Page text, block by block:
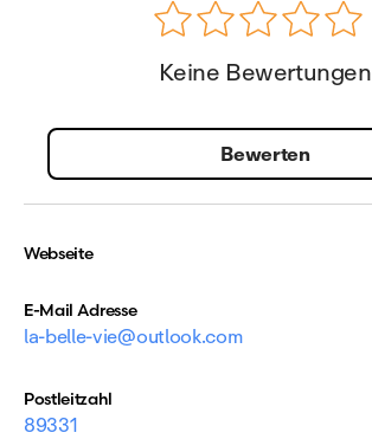
Keine Bewertungen
Bewerten
Webseite
E-Mail Adresse
la-belle-vie@outlook.com
Postleitzahl
89331